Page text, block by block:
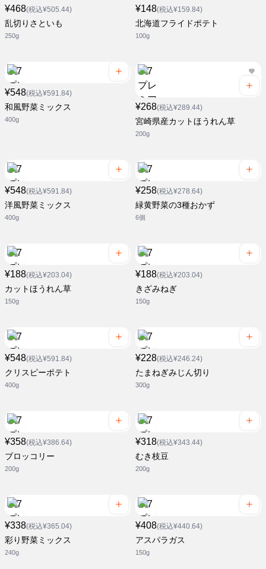
¥468(税込¥505.44)
乱切りさといも
250g
¥148(税込¥159.84)
北海道フライドポテト
100g
¥548(税込¥591.84)
和風野菜ミックス
400g
¥268(税込¥289.44)
宮崎県産カットほうれん草
200g
¥548(税込¥591.84)
洋風野菜ミックス
400g
¥258(税込¥278.64)
緑黄野菜の3種おかず
6個
¥188(税込¥203.04)
カットほうれん草
150g
¥188(税込¥203.04)
きざみねぎ
150g
¥548(税込¥591.84)
クリスピーポテト
400g
¥228(税込¥246.24)
たまねぎみじん切り
300g
¥358(税込¥386.64)
ブロッコリー
200g
¥318(税込¥343.44)
むき枝豆
200g
¥338(税込¥365.04)
彩り野菜ミックス
240g
¥408(税込¥440.64)
アスパラガス
150g